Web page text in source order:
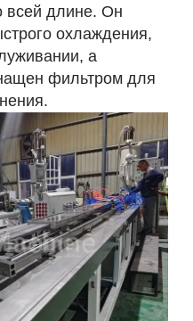
всей длине. Он
охлаждения,
а
фильтром для